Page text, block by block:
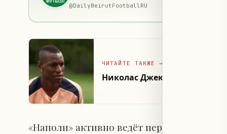
@DailyBeirutFootballRU
ЧИТАЙТЕ ТАКЖЕ →
Николас Джексон получил
«Наполи» активно ведёт переговоры с